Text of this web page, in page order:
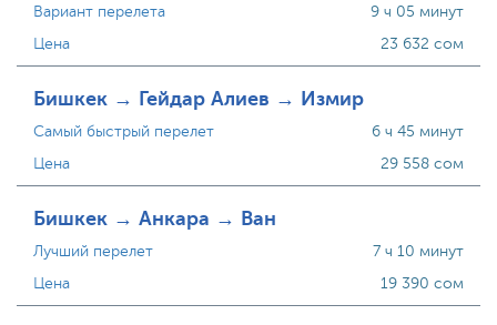
Вариант перелета
Цена
9 ч 05 минут
23 632 сом
Бишкек → Гейдар Алиев → Измир
Самый быстрый перелет
Цена
6 ч 45 минут
29 558 сом
Бишкек → Анкара → Ван
Лучший перелет
Цена
7 ч 10 минут
19 390 сом